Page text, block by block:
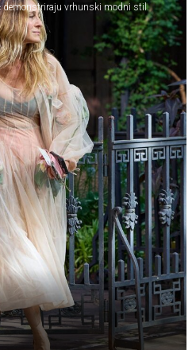
demonstriraju vrhunski modni stil.